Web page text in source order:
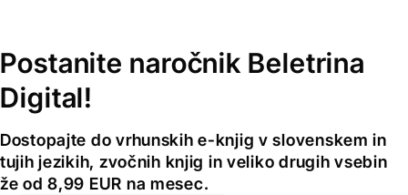
Postanite naročnik Beletrina
Digital!
Dostopajte do vrhunskih e-knjig v slovenskem in
tujih jezikih, zvočnih knjig in veliko drugih vsebin
že od 8,99 EUR na mesec.